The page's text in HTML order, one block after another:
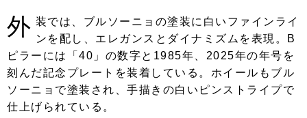
外 装では、ブルソーニョの塗装に白いファインライ
ンを配し、エレガンスとダイナミズムを表現。B
ピラーには「40」の数字と1985年、2025年の年号を
刻んだ記念プレートを装着している。ホイールもブル
ソーニョで塗装され、手描きの白いピンストライプで
仕上げられている。